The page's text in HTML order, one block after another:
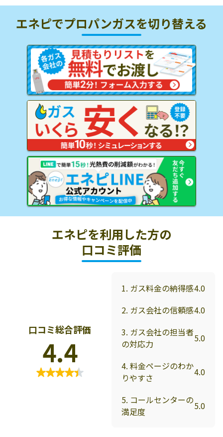
エネピでプロパンガスを切り替える
エネピを利用した方の
口コミ評価
口コミ総合評価
4.4
1. ガス料金の納得感4.0
2. ガス会社の信頼感4.0
3. ガス会社の担当者
の対応力
5.0
4. 料金ページのわか
りやすさ
4.0
5. コールセンターの
満足度
5.0